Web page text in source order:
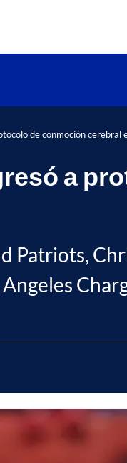
de conmoción cerebral
a
Patriots,